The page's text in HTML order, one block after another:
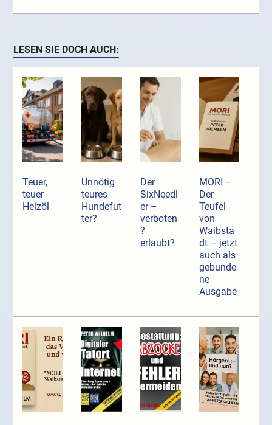
LESEN SIE DOCH AUCH:
Teuer,
teuer
Heizöl
Unnötig
teures
Hundefut
ter?
Der
SixNeedl
er –
verboten
?
erlaubt?
MORI –
Der
Teufel
von
Waibsta
dt – jetzt
auch als
gebunde
ne
Ausgabe